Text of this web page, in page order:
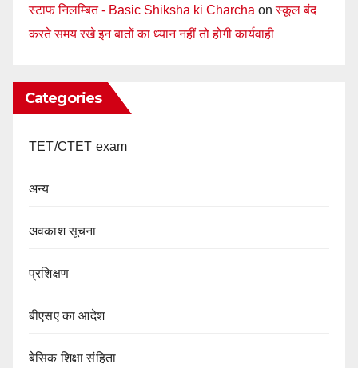
स्टाफ निलम्बित - Basic Shiksha ki Charcha onस्कूल बंद
करते समय रखे इन बातों का ध्यान नहीं तो होगी कार्यवाही
Categories
TET/CTET exam
अन्य
अवकाश सूचना
प्रशिक्षण
बीएसए का आदेश
बेसिक शिक्षा संहिता